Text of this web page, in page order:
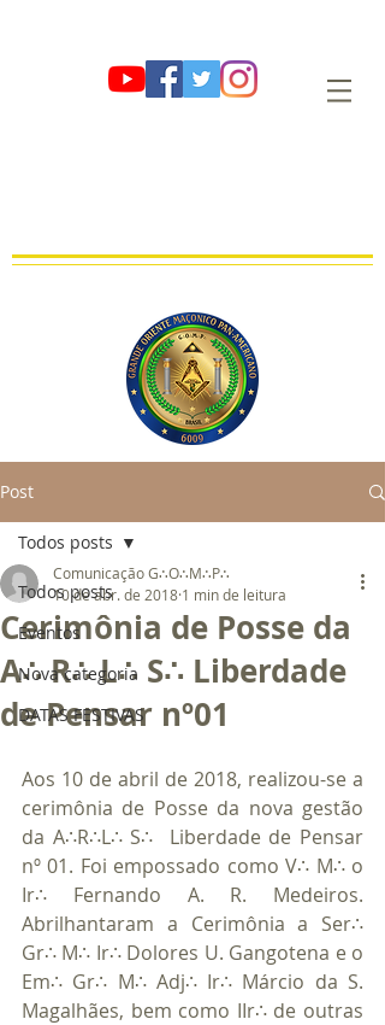
Post
Todos posts
Eventos
Nova categoria
DATAS FESTIVAS
Todos posts
Cerimônia de Posse da
A∴ R∴ L∴ S∴ Liberdade
de Pensar nº01
Comunicação G∴O∴M∴P∴
10 de abr. de 2018 1 min de leitura
Aos 10 de abril de 2018, realizou-se a
cerimônia de Posse da nova gestão
da A∴R∴L∴ S∴  Liberdade de Pensar
nº 01. Foi empossado como V∴ M∴ o
Ir∴ Fernando A. R. Medeiros.
Abrilhantaram a Cerimônia a Ser∴
Gr∴ M∴ Ir∴ Dolores U. Gangotena e o
Em∴ Gr∴ M∴ Adj∴ Ir∴ Márcio da S.
Magalhães, bem como IIr∴ de outras